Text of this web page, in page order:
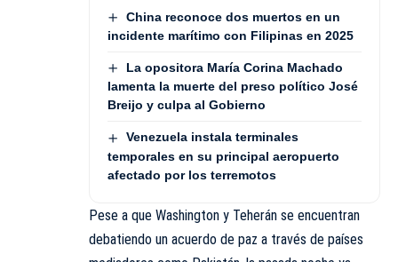
China reconoce dos muertos en un
incidente marítimo con Filipinas en 2025
La opositora María Corina Machado
lamenta la muerte del preso político José
Breijo y culpa al Gobierno
Venezuela instala terminales
temporales en su principal aeropuerto
afectado por los terremotos
Pese a que Washington y Teherán se encuentran
debatiendo un acuerdo de paz a través de países